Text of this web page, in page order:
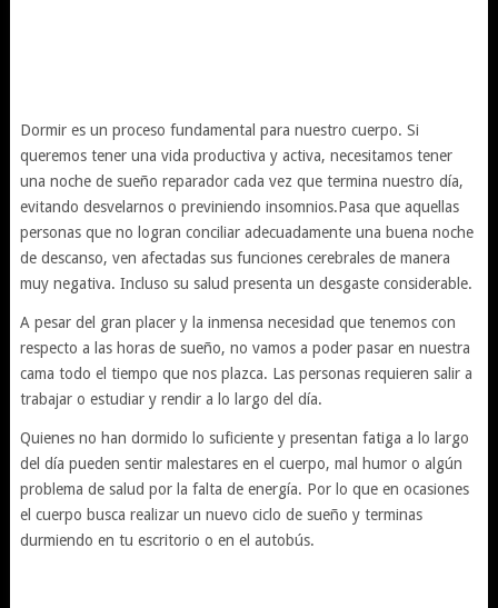
Dormir es un proceso fundamental para nuestro cuerpo. Si
queremos tener una vida productiva y activa, necesitamos tener
una noche de sueño reparador cada vez que termina nuestro día,
evitando desvelarnos o previniendo insomnios.Pasa que aquellas
personas que no logran conciliar adecuadamente una buena noche
de descanso, ven afectadas sus funciones cerebrales de manera
muy negativa. Incluso su salud presenta un desgaste considerable.
A pesar del gran placer y la inmensa necesidad que tenemos con
respecto a las horas de sueño, no vamos a poder pasar en nuestra
cama todo el tiempo que nos plazca. Las personas requieren salir a
trabajar o estudiar y rendir a lo largo del día.
Quienes no han dormido lo suficiente y presentan fatiga a lo largo
del día pueden sentir malestares en el cuerpo, mal humor o algún
problema de salud por la falta de energía. Por lo que en ocasiones
el cuerpo busca realizar un nuevo ciclo de sueño y terminas
durmiendo en tu escritorio o en el autobús.